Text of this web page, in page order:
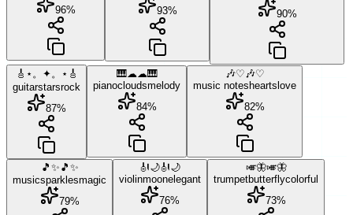
96%
93%
90%
🎸⋆。✦。⋆🎸
guitarstarsrock
87%
🎹☁☁🎹
pianocloudsmelody
84%
🎶♡🎶♡
music notes hearts love
82%
🎵✨🎵✨
musicsparklesmagic
79%
🎻🌙🎻🌙
violinmoonelegant
76%
🎺🦋🎺🦋
trumpetbutterflycolorful
73%